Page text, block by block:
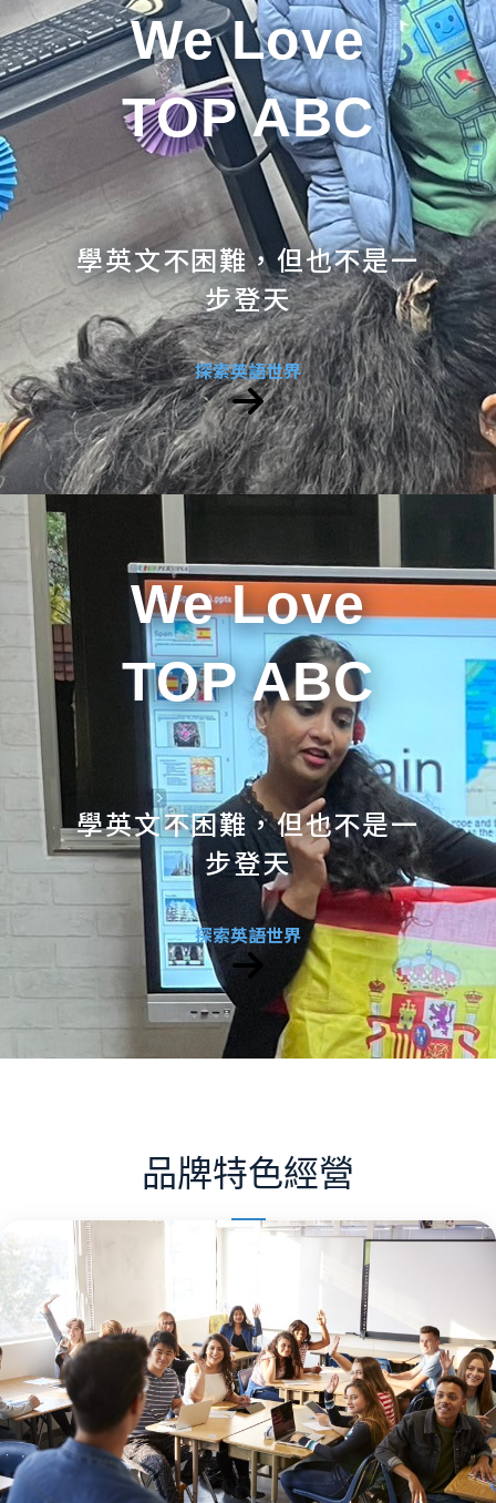
We Love
TOP ABC
學英文不困難，但也不是一
步登天
探索英語世界
We Love
TOP ABC
學英文不困難，但也不是一
步登天
探索英語世界
品牌特色經營